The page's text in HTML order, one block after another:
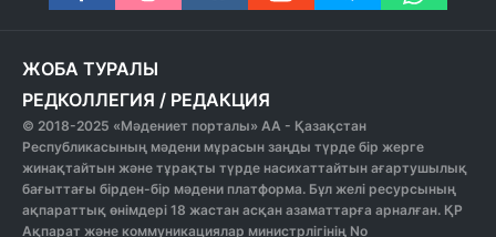
ЖОБА ТУРАЛЫ
РЕДКОЛЛЕГИЯ / РЕДАКЦИЯ
© 2018-2025 «Мәдениет порталы» АА - Қазақстан
Республикасының мәдени мұрасын заңды түрде бір жерге
жинақтайтын және тұрақты түрде насихаттайтын ағартушылық
бағыттағы бірден-бір мәдени платформа. Бұл желі ресурсының
ақпараттық өнімдері 18 жастан асқан азаматтарға арналған. ҚР
Ақпарат және коммуникациялар министрлігінің No